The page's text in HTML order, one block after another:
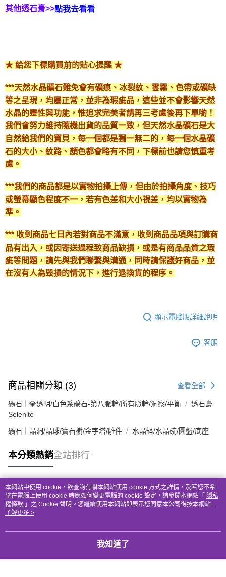
其他透石膏>>點我去看看
★ 給您下標購買前的貼心提醒 ★
***天然水晶礦石難免會有礦痕、冰裂紋、雲霧、色帶或礦缺
等之呈現，均屬正常，並非為瑕疵品，這些並不會影響天然
水晶的靈性與功能，惟追求完美者請再三考慮後再下單喲！
我們會努力維持隨機出貨的品質一致，但天然水晶礦石是大
自然給我們的寶貝，每一個都是獨一無二的，每一個水晶礦
石的大小、紋路、顏色都會略有不同，下標前也請您慎重考
慮。
***我們的商品都是以實物拍攝上傳，但由於拍攝角度、技巧
或螢幕顯色程度不一，若有色差和大小視差，均以實物為
準。
*** 收到商品七日內若對商品不滿意，收到商品品項與訂購商
品有出入，或因寄送過程致商品缺損，或是有商品品質之瑕
疵等問題，請先與我們聯繫與溝通，同時請保護好商品，並
在沒有人為毀損的情況下，進行退換貨的程序。
顯示電腦版詳細說明
客服
商品相關分類 (3) 查看全部
礦石｜💎透明/白色系礦石-第八脈輪/所有脈輪/洞察/平衡
透石膏
Selenite
礦石｜晶洞/晶球/寶石樹/金字塔/雕件 水晶缽/水晶碗/圓盤/底座
本分類熱銷全站排行
熱門標籤
本網站中使用 cookie，欲查詢有關本網站使用 cookie 方式之詳情，及若您不希
望在電腦上使用 cookie 時應如何變更電腦的 cookie 設定，請參閱本網站「 隱私
權條款 」之 Cookie 聲明。您繼續使用本網站即表示您同意本公司得按本網站使
用條款之 Cookie 聲明使用 cookie。
了解更多 >
我知道了